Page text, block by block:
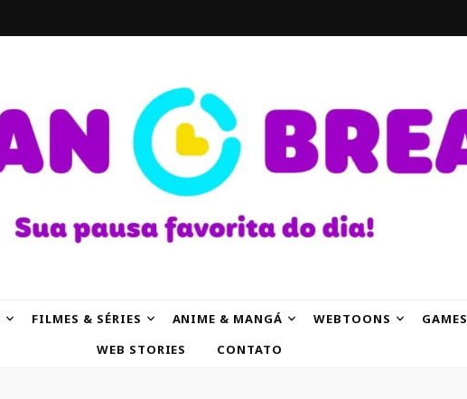
FILMES & SÉRIES ANIME & MANGÁ WEBTOONS GAMES
WEB STORIES
CONTATO